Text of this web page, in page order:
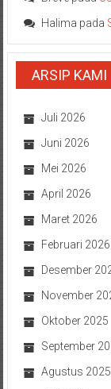
Halima pada
ARSIP KAMI
Juli 2026
Juni 2026
Mei 2026
April 2026
Maret 2026
Februari 2026
Desember
November
Oktober 2025
September
Agustus 2025